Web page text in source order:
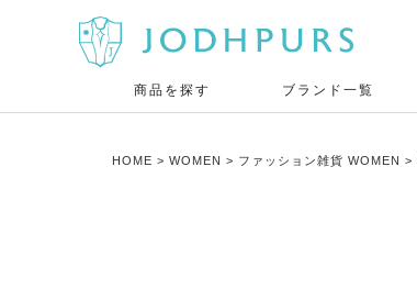
商品を探す ブランド一覧
HOME WOMEN ファッション雑貨 WOMEN